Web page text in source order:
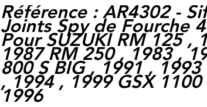
Référence :AR4302 -
Joints Spy de Fourche
Pour SUZUKI RM 125 ,
1987 RM 250 , 1983 ,
800 S BIG , 1991 , 1993
, 1994 , 1999 GSX
1996